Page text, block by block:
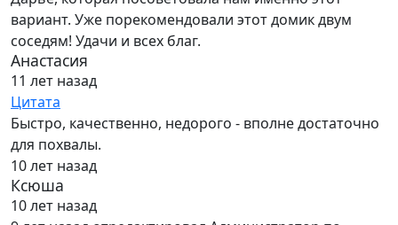
вариант. Уже порекомендовали этот домик двум
соседям! Удачи и всех благ.
Анастасия
11 лет назад
Цитата
Быстро, качественно, недорого - вполне достаточно
для похвалы.
10 лет назад
Ксюша
10 лет назад